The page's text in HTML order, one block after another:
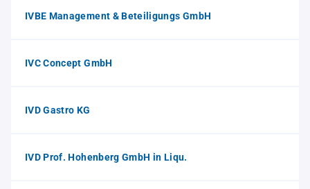
IVBE Management & Beteiligungs GmbH
IVC Concept GmbH
IVD Gastro KG
IVD Prof. Hohenberg GmbH in Liqu.